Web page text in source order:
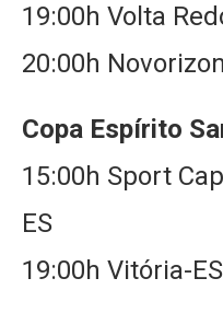
19:00h Volta
20:00h
Copa Espírito
15:00h Sport
ES
19:00h Vitória-